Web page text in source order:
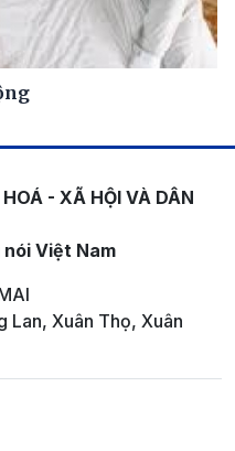
- XÃ HỘI VÀ DÂN
Việt Nam
Lan, Xuân Thọ, Xuân